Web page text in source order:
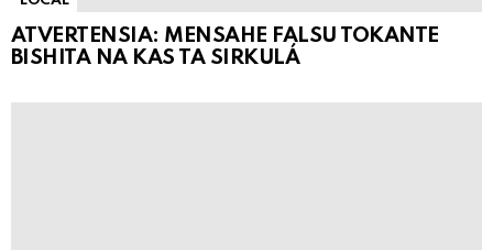
ATVERTENSIA: MENSAHE FALSU TOKANTE
BISHITA NA KAS TA SIRKULÁ